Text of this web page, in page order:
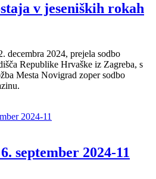
v jeseniških rokah
decembra 2024, prejela sodbo
Republike Hrvaške iz Zagreba, s
Mesta Novigrad zoper sodbo
september 2024-11